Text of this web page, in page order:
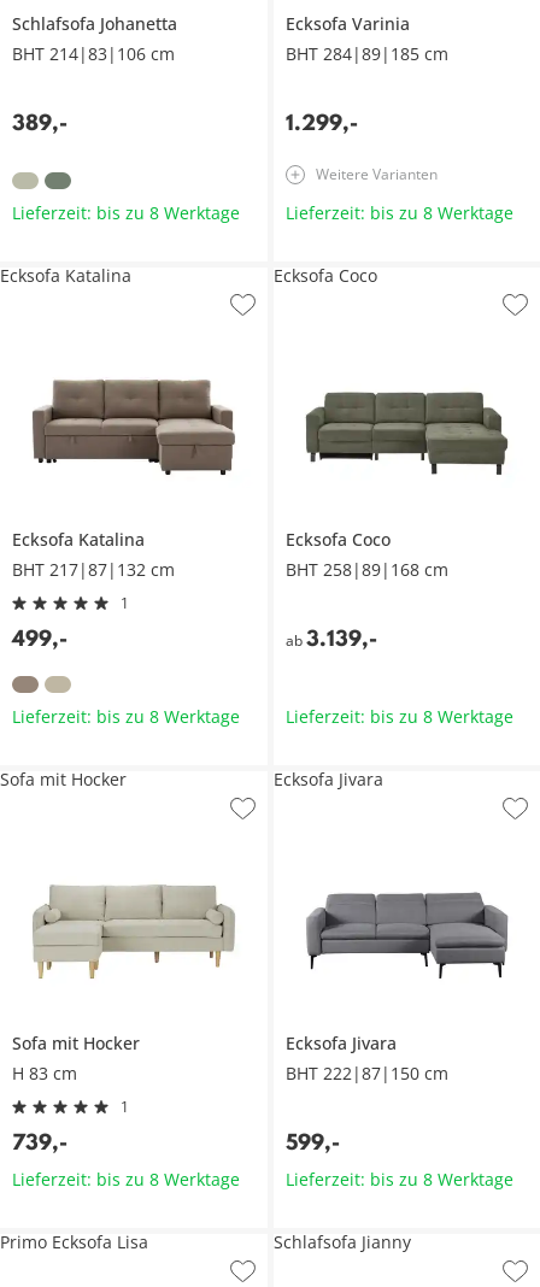
Schlafsofa Johanetta
BHT 214|83|106 cm
389,-
Lieferzeit: bis zu 8 Werktage
Ecksofa Varinia
BHT 284|89|185 cm
1.299,-
Weitere Varianten
Lieferzeit: bis zu 8 Werktage
Ecksofa Katalina
BHT 217|87|132 cm
1
499,-
Ecksofa Katalina
Lieferzeit: bis zu 8 Werktage
Ecksofa Coco
BHT 258|89|168 cm
ab 3.139,-
Ecksofa Coco
Lieferzeit: bis zu 8 Werktage
Sofa mit Hocker
H 83 cm
1
739,-
Sofa mit Hocker
Lieferzeit: bis zu 8 Werktage
Ecksofa Jivara
BHT 222|87|150 cm
599,-
Ecksofa Jivara
Lieferzeit: bis zu 8 Werktage
Primo Ecksofa Lisa Schlafsofa Jianny